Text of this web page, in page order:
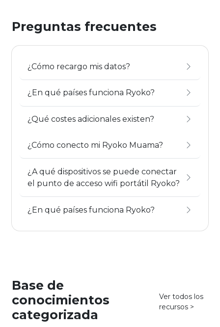
Preguntas frecuentes
¿Cómo recargo mis datos?
¿En qué países funciona Ryoko?
¿Qué costes adicionales existen?
¿Cómo conecto mi Ryoko Muama?
¿A qué dispositivos se puede conectar
el punto de acceso wifi portátil Ryoko?
¿En qué países funciona Ryoko?
Base de
conocimientos
categorizada
Ver todos los
recursos >